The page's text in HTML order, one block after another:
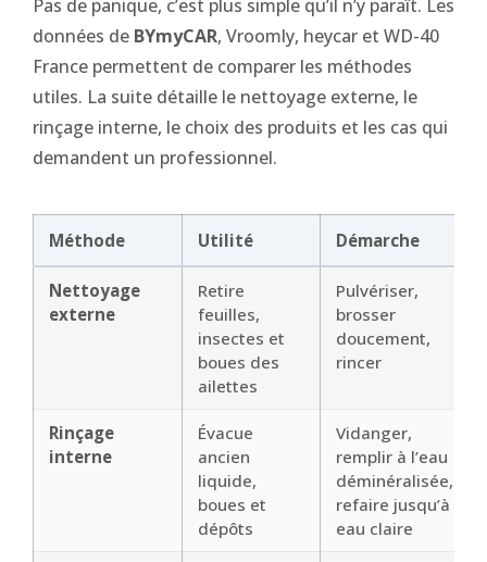
Pas de panique, c’est plus simple qu’il n’y paraît. Les
données de BYmyCAR, Vroomly, heycar et WD-40
France permettent de comparer les méthodes
utiles. La suite détaille le nettoyage externe, le
rinçage interne, le choix des produits et les cas qui
demandent un professionnel.
Méthode Utilité Démarche
Nettoyage
externe
Retire
feuilles,
insectes et
boues des
ailettes
Pulvériser,
brosser
doucement,
rincer
Rinçage
interne
Évacue
ancien
liquide,
boues et
dépôts
Vidanger,
remplir à l’eau
déminéralisée,
refaire jusqu’à
eau claire